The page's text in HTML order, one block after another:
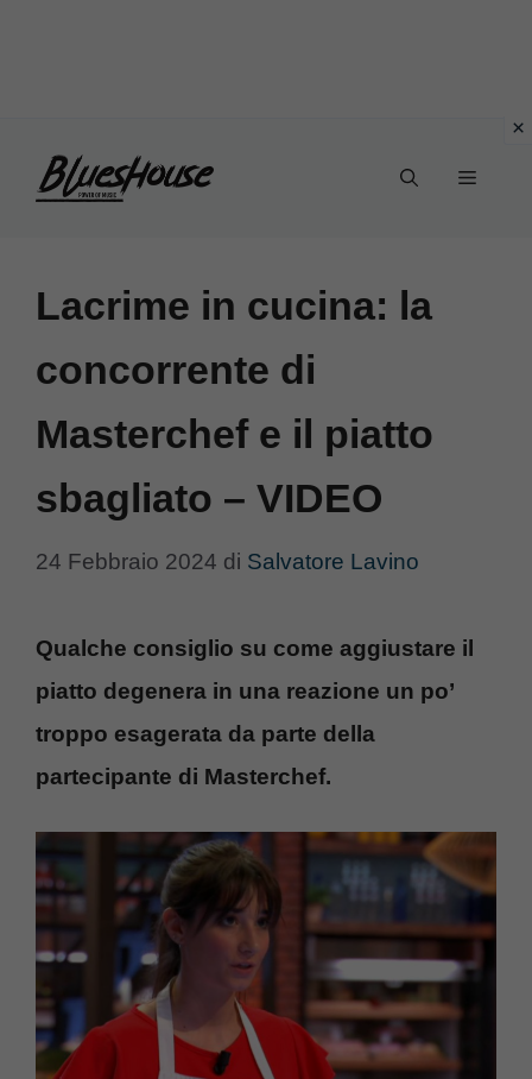
Menu
Lacrime in cucina: la
concorrente di
Masterchef e il piatto
sbagliato – VIDEO
24 Febbraio 2024 di Salvatore Lavino
Qualche consiglio su come aggiustare il
piatto degenera in una reazione un po’
troppo esagerata da parte della
partecipante di Masterchef.